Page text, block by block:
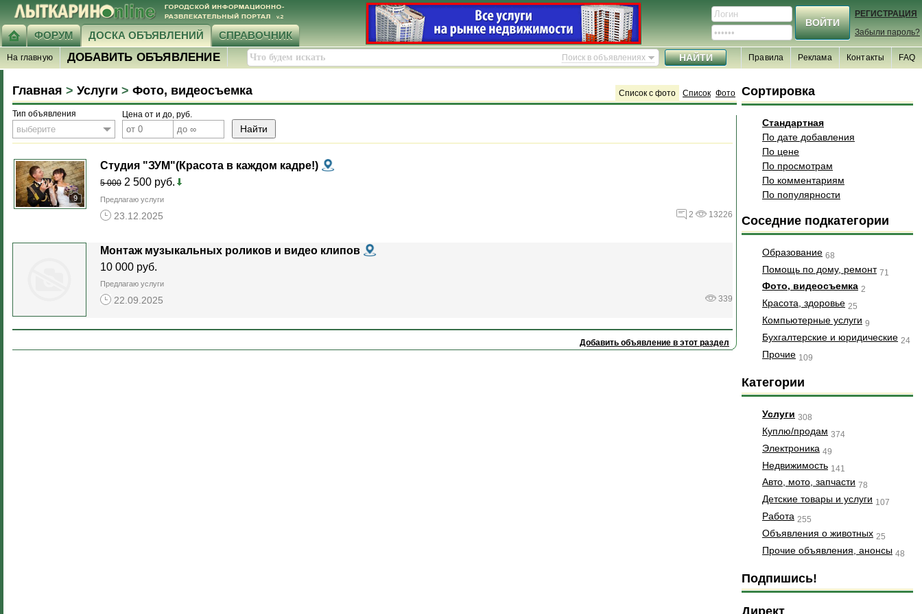
ФОРУМ ДОСКА ОБЪЯВЛЕНИЙ СПРАВОЧНИК
РЕГИСТРАЦИЯ
Забыли пароль?
На главную ДОБАВИТЬ ОБЪЯВЛЕНИЕ Поиск в объявлениях FAQ
Контакты
Реклама
Правила
Главная > Услуги > Фото, видеосъемка Список с фото Список Фото
Тип объявления
выберите
Цена от и до, руб.
9
Студия "ЗУМ"(Красота в каждом кадре!)
5 000 2 500 руб.
Предлагаю услуги
2 13226
23.12.2025
Монтаж музыкальных роликов и видео клипов
10 000 руб.
Предлагаю услуги
339
22.09.2025
Добавить объявление в этот раздел
Сортировка
Стандартная
По дате добавления
По цене
По просмотрам
По комментариям
По популярности
Соседние подкатегории
Образование 68
Помощь по дому, ремонт 71
Фото, видеосъемка 2
Красота, здоровье 25
Компьютерные услуги 9
Бухгалтерские и юридические 24
Прочие 109
Категории
Услуги 308
Куплю/продам 374
Электроника 49
Недвижимость 141
Авто, мото, запчасти 78
Детские товары и услуги 107
Работа 255
Объявления о животных 25
Прочие объявления, анонсы 48
Подпишись!